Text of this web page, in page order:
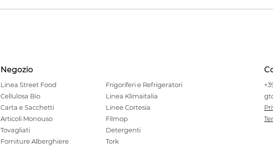
Negozio
Linea Street Food
Cellulosa Bio
Carta e Sacchetti
Articoli Monouso
Tovagliati
Forniture Alberghiere
Frigoriferi e Refrigeratori
Linea Klimaitalia
Linee Cortesia
Filmop
Detergenti
Tork